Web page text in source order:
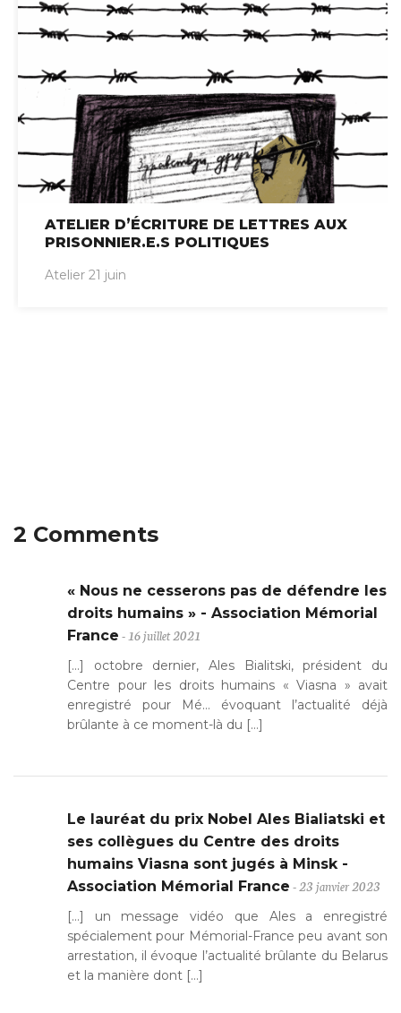
ATELIER D’ÉCRITURE DE LETTRES AUX
PRISONNIER.E.S POLITIQUES
Atelier 21 juin
2 Comments
« Nous ne cesserons pas de défendre les
droits humains » - Association Mémorial
France - 16 juillet 2021
[…] octobre dernier, Ales Bialitski, président du
Centre pour les droits humains « Viasna » avait
enregistré pour Mé… évoquant l’actualité déjà
brûlante à ce moment-là du […]
Le lauréat du prix Nobel Ales Bialiatski et
ses collègues du Centre des droits
humains Viasna sont jugés à Minsk -
Association Mémorial France - 23 janvier 2023
[…] un message vidéo que Ales a enregistré
spécialement pour Mémorial-France peu avant son
arrestation, il évoque l’actualité brûlante du Belarus
et la manière dont […]